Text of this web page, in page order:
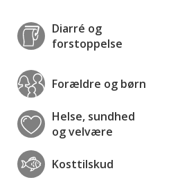
Diarré og
forstoppelse
Forældre og børn
Helse, sundhed
og velvære
Kosttilskud